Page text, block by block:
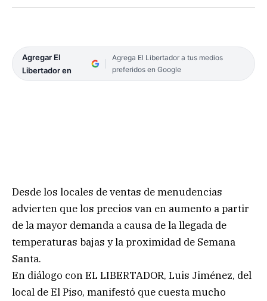
Agregar El
Libertador en
Agrega El Libertador a tus medios
preferidos en Google
Desde los locales de ventas de menudencias
advierten que los precios van en aumento a partir
de la mayor demanda a causa de la llegada de
temperaturas bajas y la proximidad de Semana
Santa.
En diálogo con EL LIBERTADOR, Luis Jiménez, del
local de El Piso, manifestó que cuesta mucho